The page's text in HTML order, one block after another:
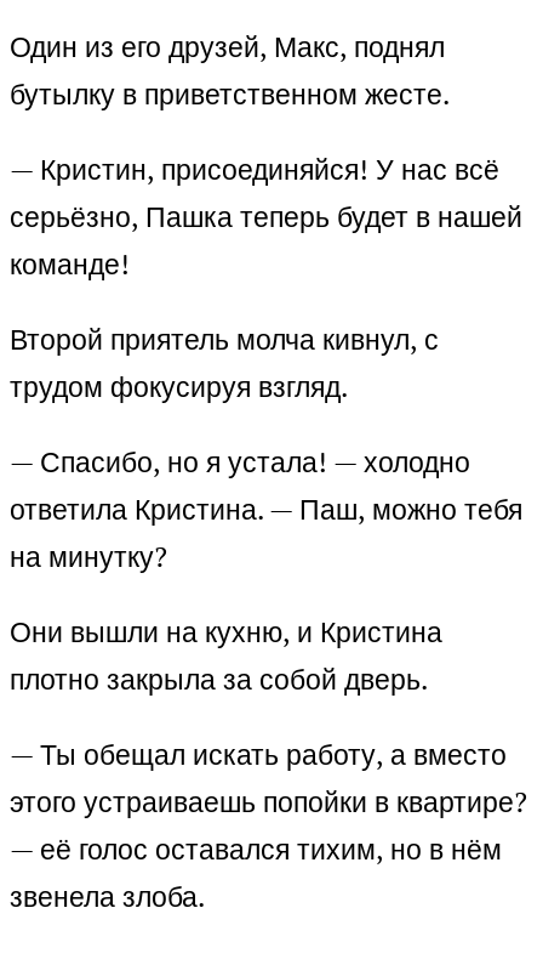
Один из его друзей, Макс, поднял
бутылку в приветственном жесте.
— Кристин, присоединяйся! У нас всё
серьёзно, Пашка теперь будет в нашей
команде!
Второй приятель молча кивнул, с
трудом фокусируя взгляд.
— Спасибо, но я устала! — холодно
ответила Кристина. — Паш, можно тебя
на минутку?
Они вышли на кухню, и Кристина
плотно закрыла за собой дверь.
— Ты обещал искать работу, а вместо
этого устраиваешь попойки в квартире?
— её голос оставался тихим, но в нём
звенела злоба.